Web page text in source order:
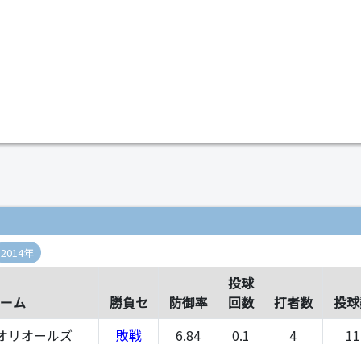
2014年
ム 勝負セ 防御率
投球
回数
打者数
投
リオールズ
敗戦 6.84 0.1 4
11